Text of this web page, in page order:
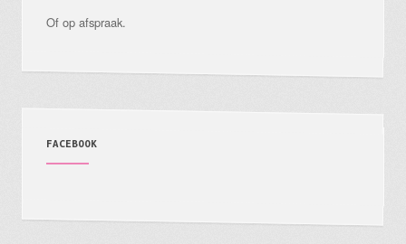
Of op afspraak.
FACEBOOK